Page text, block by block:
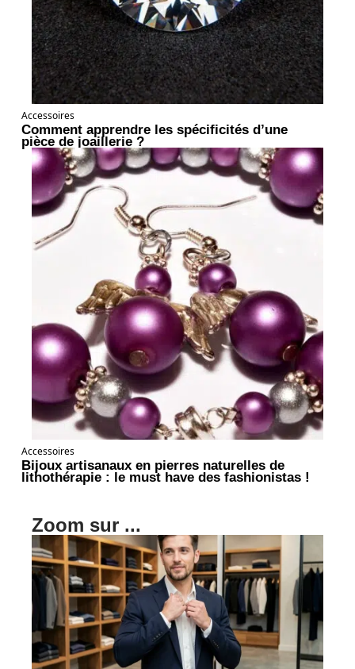
Accessoires
Comment apprendre les spécificités d’une
pièce de joaillerie ?
Accessoires
Bijoux artisanaux en pierres naturelles de
lithothérapie : le must have des fashionistas !
Zoom sur ...